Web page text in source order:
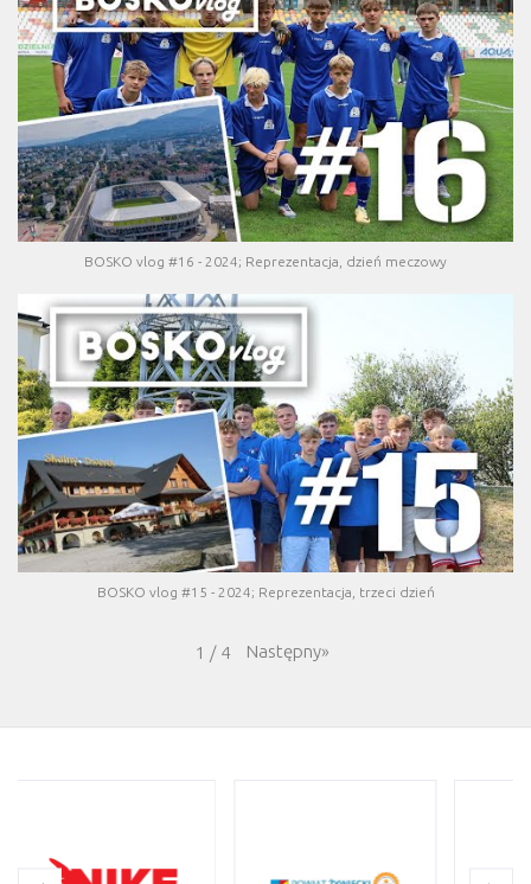
BOSKO vlog #16 - 2024; Reprezentacja, dzień meczowy
BOSKO vlog #15 - 2024; Reprezentacja, trzeci dzień
1 / 4 Następny»